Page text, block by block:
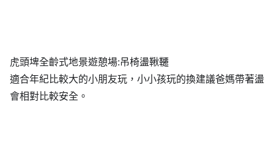
虎頭埤全齡式地景遊憩場:吊椅盪鞦韆
適合年紀比較大的小朋友玩，小小孩玩的換建議爸媽帶著盪
會相對比較安全。